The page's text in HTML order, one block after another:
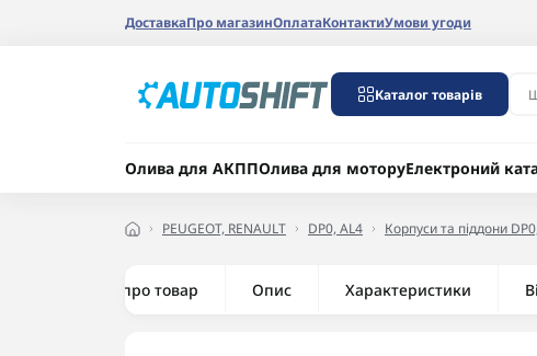
ДоставкаПро магазинОплатаКонтактиУмови угоди
Каталог товарів
Олива для АКППОлива для моторуЕлектроний
PEUGEOT, RENAULT DP0, AL4 Корпуси та піддони
Все про товар Опис Характеристики